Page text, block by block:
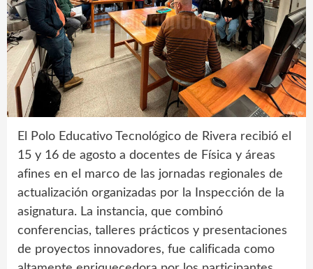
El Polo Educativo Tecnológico de Rivera recibió el
15 y 16 de agosto a docentes de Física y áreas
afines en el marco de las jornadas regionales de
actualización organizadas por la Inspección de la
asignatura. La instancia, que combinó
conferencias, talleres prácticos y presentaciones
de proyectos innovadores, fue calificada como